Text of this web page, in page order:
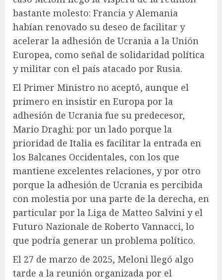
bastante molesto: Francia y Alemania
habían renovado su deseo de facilitar y
acelerar la adhesión de Ucrania a la Unión
Europea, como señal de solidaridad política
y militar con el país atacado por Rusia.
El Primer Ministro no aceptó, aunque el
primero en insistir en Europa por la
adhesión de Ucrania fue su predecesor,
Mario Draghi: por un lado porque la
prioridad de Italia es facilitar la entrada en
los Balcanes Occidentales, con los que
mantiene excelentes relaciones, y por otro
porque la adhesión de Ucrania es percibida
con molestia por una parte de la derecha, en
particular por la Liga de Matteo Salvini y el
Futuro Nazionale de Roberto Vannacci, lo
que podría generar un problema político.
El 27 de marzo de 2025, Meloni llegó algo
tarde a la reunión organizada por el